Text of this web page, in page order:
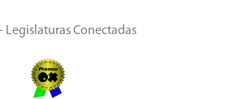
Legislaturas Conectadas